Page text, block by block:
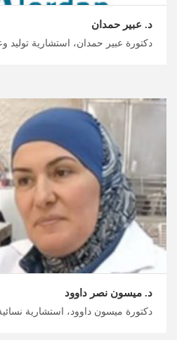
د. عبير حمدان
د. ميسون نصر داوود